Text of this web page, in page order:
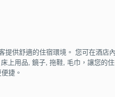
供舒適的住宿環境。 您可在酒店
用品, 鏡子, 拖鞋, 毛巾，讓您的
捷。